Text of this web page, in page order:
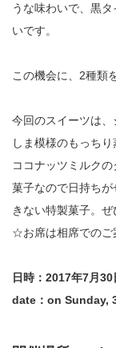
うな味わいで、黒
いです。
この機会に、2種類
今回のスイーツは
しま模様のもっち
ココナッツミルク
菓子なので日持ち
きない特製菓子。ぜ
☆お席は相席での
日時：2017年7月
date：on Sunday,